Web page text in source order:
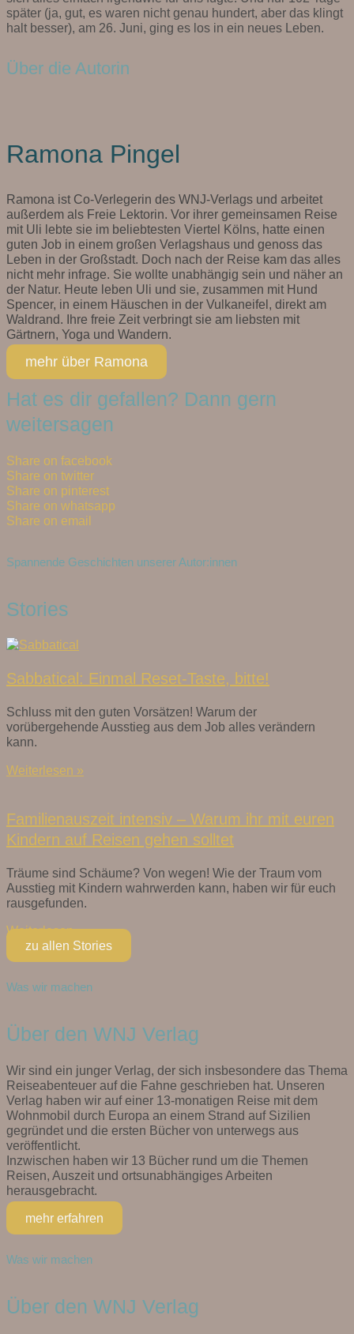
später (ja, gut, es waren nicht genau hundert, aber das klingt
halt besser), am 26. Juni, ging es los in ein neues Leben.
Über die Autorin
Ramona Pingel
Ramona ist Co-Verlegerin des WNJ-Verlags und arbeitet
außerdem als Freie Lektorin. Vor ihrer gemeinsamen Reise
mit Uli lebte sie im beliebtesten Viertel Kölns, hatte einen
guten Job in einem großen Verlagshaus und genoss das
Leben in der Großstadt. Doch nach der Reise kam das alles
nicht mehr infrage. Sie wollte unabhängig sein und näher an
der Natur. Heute leben Uli und sie, zusammen mit Hund
Spencer, in einem Häuschen in der Vulkaneifel, direkt am
Waldrand. Ihre freie Zeit verbringt sie am liebsten mit
Gärtnern, Yoga und Wandern.
mehr über Ramona
Hat es dir gefallen? Dann gern
weitersagen
Share on facebook
Share on twitter
Share on pinterest
Share on whatsapp
Share on email
Spannende Geschichten unserer Autor:innen
Stories
Sabbatical: Einmal Reset-Taste, bitte!
Schluss mit den guten Vorsätzen! Warum der
vorübergehende Ausstieg aus dem Job alles verändern
kann.
Weiterlesen »
Familienauszeit intensiv – Warum ihr mit euren
Kindern auf Reisen gehen solltet
Träume sind Schäume? Von wegen! Wie der Traum vom
Ausstieg mit Kindern wahrwerden kann, haben wir für euch
rausgefunden.
Weiterlesen »
zu allen Stories
Was wir machen
Über den WNJ Verlag
Wir sind ein junger Verlag, der sich insbesondere das Thema
Reiseabenteuer auf die Fahne geschrieben hat. Unseren
Verlag haben wir auf einer 13-monatigen Reise mit dem
Wohnmobil durch Europa an einem Strand auf Sizilien
gegründet und die ersten Bücher von unterwegs aus
veröffentlicht.
Inzwischen haben wir 13 Bücher rund um die Themen
Reisen, Auszeit und ortsunabhängiges Arbeiten
herausgebracht.
mehr erfahren
Was wir machen
Über den WNJ Verlag